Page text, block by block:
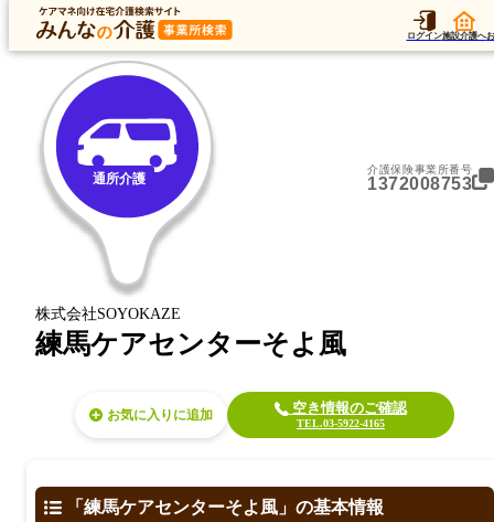
ログイン施設介護へ
トップ データ
トップ 東京都 練馬区 通所介護 練馬ケアセンターそよ風
通所介護
株式会社SOYOKAZE
介護保険事業所番号
1372008753
練馬ケアセンターそよ風
お気に入り 空き情報のご確認
TEL.03-5922-4165
「練馬ケアセンターそよ風」の基本情報